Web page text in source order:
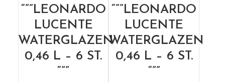
“””LEONARDO
LUCENTE
WATERGLAZEN
0,46 L – 6 ST.
“””
“””LEONARDO
LUCENTE
WATERGLAZEN
0,46 L – 6 ST.
“””